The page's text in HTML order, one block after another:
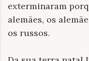
exterminaram
alemães, os
os russos.